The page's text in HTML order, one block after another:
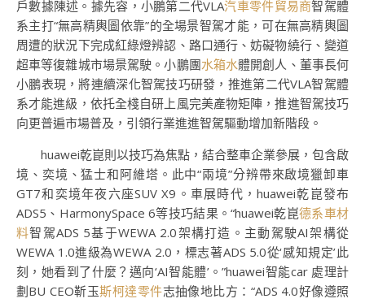
戶數據陳述。據先容，小鵬第二代VLA汽車零件貿易商智駕體
系主打“無高精輿圖依靠”的全場景智駕才能，可在無高精輿圖
周遭的狀況下完成紅綠燈辨認、路口通行、妨礙物繞行、變道
超車等復雜城市場景駕駛。小鵬團水箱水體開創人、董事長何
小鵬表現，將連續深化智駕技巧研發，推進第二代VLA智駕體
系才能進級，依托全棧自研上風完美產物矩陣，推進智駕技巧
向更普遍市場普及，引領行業進進智駕驅動增加新階段。
huawei乾崑則以技巧為焦點，結合整車企業參展，包含啟
境、奕境、猛士和阿維塔。此中“兩境”分辨帶來啟境獵卸車
GT7和奕境年夜六座SUV X9。車展時代，huawei乾崑發布
ADS5、HarmonySpace 6等技巧結果。“huawei乾崑德系車材
料智駕ADS 5基于WEWA 2.0架構打造。主動駕駛AI架構從
WEWA 1.0進級為WEWA 2.0，標志著ADS 5.0從‘感知規定’此
刻，她看到了什麼？邁向‘AI智能體’。”huawei智能car 處理計
劃BU CEO靳玉斯柯達零件志抽像地比方：“ADS 4.0好像遵照